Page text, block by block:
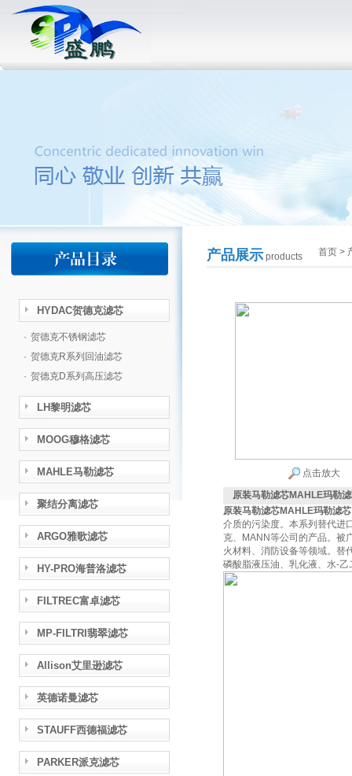
HYDAC贺德克滤芯
· 贺德克不锈钢滤芯
· 贺德克R系列回油滤芯
· 贺德克D系列高压滤芯
LH黎明滤芯
MOOG穆格滤芯
MAHLE马勒滤芯
聚结分离滤芯
ARGO雅歌滤芯
HY-PRO海普洛滤芯
FILTREC富卓滤芯
MP-FILTRI翡翠滤芯
Allison艾里逊滤芯
英德诺曼滤芯
STAUFF西德福滤芯
PARKER派克滤芯
产品展示products 首页>
点击放大
原装马勒滤芯MAHLE玛勒
原装马勒滤芯MAHLE玛勒滤
介质的污染度。本系列替代进
克、MANN等公司的产品。被
火材料、消防设备等领域。替
磷酸脂液压油、乳化液、水-